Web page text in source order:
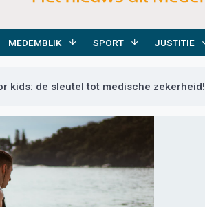
MEDEMBLIK SPORT JUSTITIE
kids: de sleutel tot medische zekerheid!